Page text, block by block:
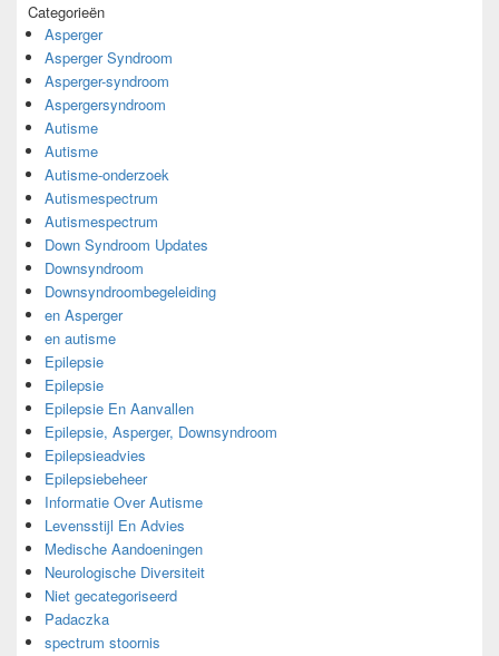
Categorieën
Asperger
Asperger Syndroom
Asperger-syndroom
Aspergersyndroom
Autisme
Autisme
Autisme-onderzoek
Autismespectrum
Autismespectrum
Down Syndroom Updates
Downsyndroom
Downsyndroombegeleiding
en Asperger
en autisme
Epilepsie
Epilepsie
Epilepsie En Aanvallen
Epilepsie, Asperger, Downsyndroom
Epilepsieadvies
Epilepsiebeheer
Informatie Over Autisme
Levensstijl En Advies
Medische Aandoeningen
Neurologische Diversiteit
Niet gecategoriseerd
Padaczka
spectrum stoornis